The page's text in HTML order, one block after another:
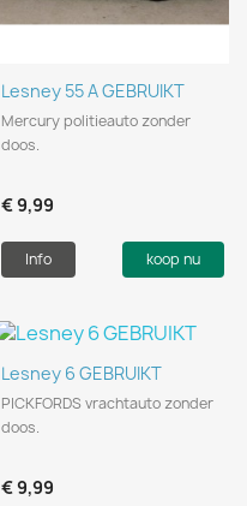
Lesney 55 A GEBRUIKT
Mercury politieauto zonder
doos.
€ 9,99
Info koop nu
Lesney 6 GEBRUIKT
PICKFORDS vrachtauto zonder
doos.
€ 9,99